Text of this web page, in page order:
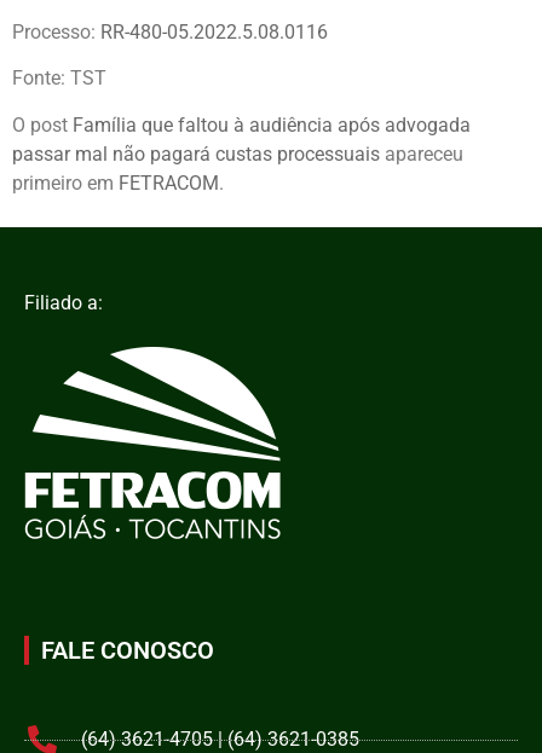
Processo: RR-480-05.2022.5.08.0116
Fonte: TST
O post Família que faltou à audiência após advogada
passar mal não pagará custas processuais apareceu
primeiro em FETRACOM.
Filiado a:
FALE CONOSCO
(64) 3621-4705 | (64) 3621-0385